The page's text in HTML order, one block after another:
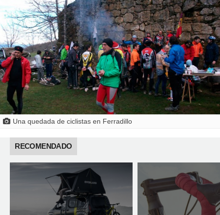
Una quedada de ciclistas en Ferradillo
RECOMENDADO